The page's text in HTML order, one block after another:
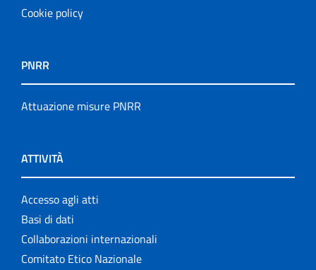
Cookie policy
PNRR
Attuazione misure PNRR
ATTIVITÀ
Accesso agli atti
Basi di dati
Collaborazioni internazionali
Comitato Etico Nazionale